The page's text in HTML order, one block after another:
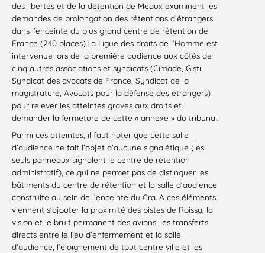
des libertés et de la détention de Meaux examinent les
demandes de prolongation des rétentions d’étrangers
dans l’enceinte du plus grand centre de rétention de
France (240 places).La Ligue des droits de l’Homme est
intervenue lors de la première audience aux côtés de
cinq autres associations et syndicats (Cimade, Gisti,
Syndicat des avocats de France, Syndicat de la
magistrature, Avocats pour la défense des étrangers)
pour relever les atteintes graves aux droits et
demander la fermeture de cette « annexe » du tribunal.
Parmi ces atteintes, il faut noter que cette salle
d’audience ne fait l’objet d’aucune signalétique (les
seuls panneaux signalent le centre de rétention
administratif), ce qui ne permet pas de distinguer les
bâtiments du centre de rétention et la salle d’audience
construite au sein de l’enceinte du Cra. A ces éléments
viennent s’ajouter la proximité des pistes de Roissy, la
vision et le bruit permanent des avions, les transferts
directs entre le lieu d’enfermement et la salle
d’audience, l’éloignement de tout centre ville et les